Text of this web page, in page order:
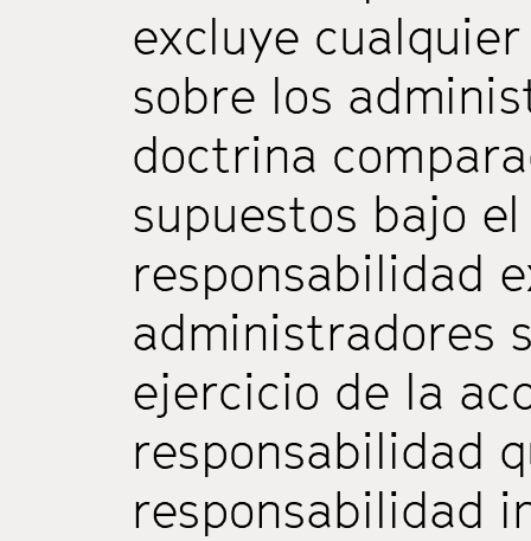
excluye
sobre los
doctrina
supuestos bajo
responsabilidad
administradores
ejercicio de la
responsabilidad
responsabilidad